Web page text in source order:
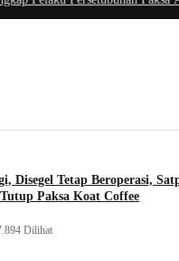
Disegel Tetap Beroperasi,
Paksa Koat Coffee
Dilihat